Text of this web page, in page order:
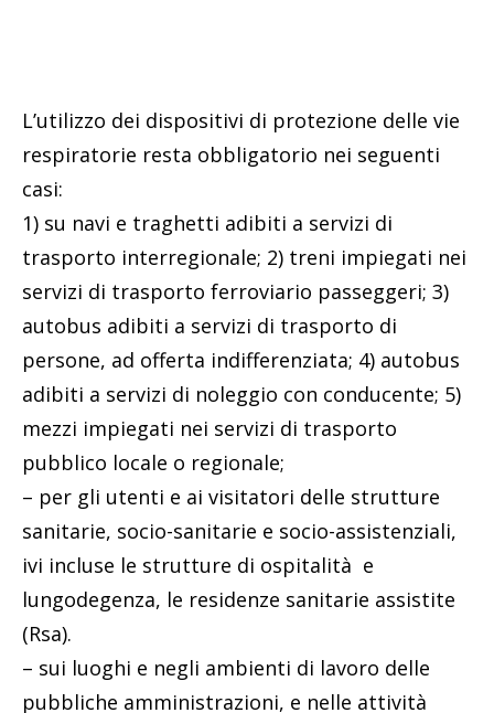
L’utilizzo dei dispositivi di protezione delle vie
respiratorie resta obbligatorio nei seguenti
casi:
1) su navi e traghetti adibiti a servizi di
trasporto interregionale; 2) treni impiegati nei
servizi di trasporto ferroviario passeggeri; 3)
autobus adibiti a servizi di trasporto di
persone, ad offerta indifferenziata; 4) autobus
adibiti a servizi di noleggio con conducente; 5)
mezzi impiegati nei servizi di trasporto
pubblico locale o regionale;
– per gli utenti e ai visitatori delle strutture
sanitarie, socio-sanitarie e socio-assistenziali,
ivi incluse le strutture di ospitalità e
lungodegenza, le residenze sanitarie assistite
(Rsa).
– sui luoghi e negli ambienti di lavoro delle
pubbliche amministrazioni, e nelle attività